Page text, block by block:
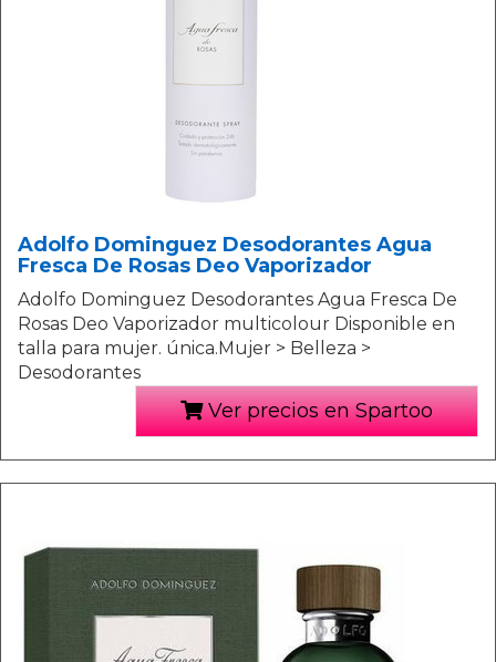
Adolfo Dominguez Desodorantes Agua
Fresca De Rosas Deo Vaporizador
Adolfo Dominguez Desodorantes Agua Fresca De
Rosas Deo Vaporizador multicolour Disponible en
talla para mujer. única.Mujer > Belleza >
Desodorantes
Ver precios en Spartoo